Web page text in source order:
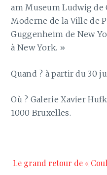
am Museum Ludwig de
Moderne de la Ville de
Guggenheim de New
à New York. »
Quand ? à partir du 30
Où ? Galerie Xavier
1000 Bruxelles.
Le grand retour de «